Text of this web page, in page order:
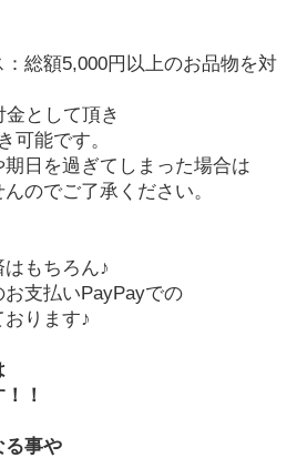
総額5,000円以上のお品物を対
として頂き
可能です。
日を過ぎてしまった場合は
のでご了承ください。
もちろん♪
支払いPayPayでの
ります♪
！
る事や